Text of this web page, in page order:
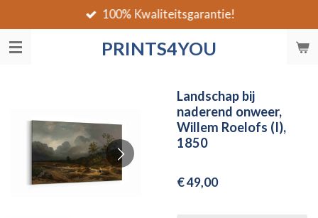
direct
naar
PRINTS4YOU
100% Kwaliteitsgarantie!
Landschap bij
naderend onweer,
Willem Roelofs (I),
1850
€ 49,00